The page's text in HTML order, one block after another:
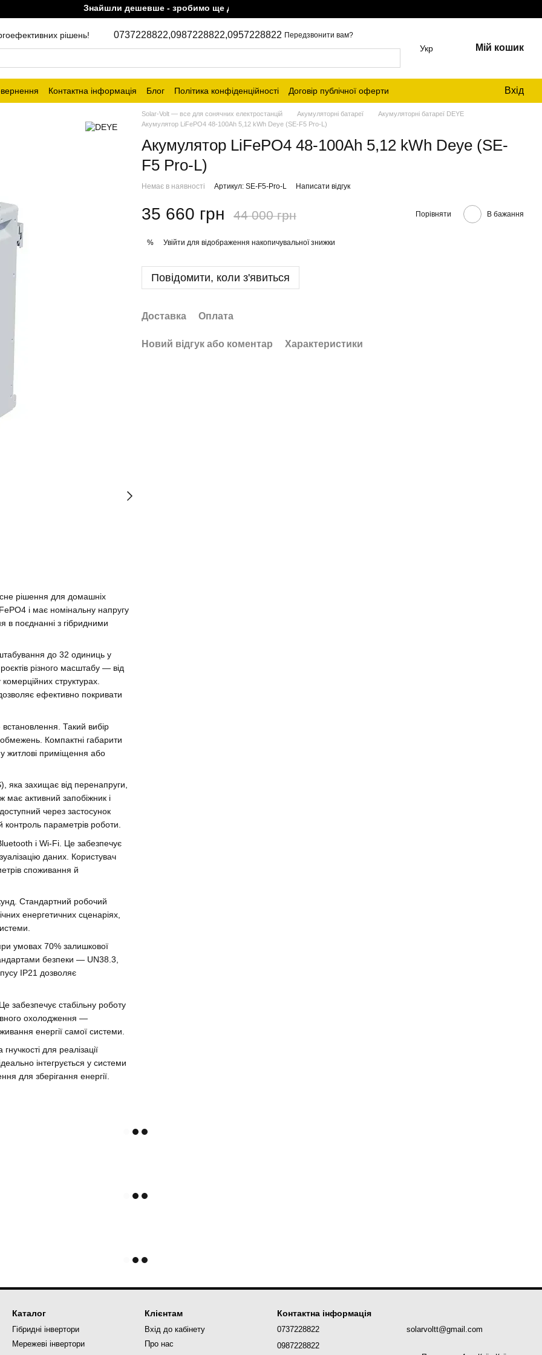
Знайшли дешевше - зробимо ще дешевше!
рішень! 0737228822,0987228822,0957228822 Передзвонити вам?
Укр Мій кошик
Контактна інформація Блог Політика конфіденційності Договір публічної оферти Вхід
рішення для домашніх
і має номінальну напругу
в поєднанні з гібридними
до 32 одиниць у
різного масштабу — від
структурах.
ефективно покривати
Такий вибір
Компактні габарити
житлові приміщення або
захищає від перенапруги,
має активний запобіжник і
через застосунок
контроль параметрів роботи.
і Wi-Fi. Це забезпечує
даних. Користувач
споживання й
Стандартний робочий
енергетичних сценаріях,
умовах 70% залишкової
безпеки — UN38.3,
IP21 дозволяє
забезпечує стабільну роботу
охолодження —
енергії самої системи.
для реалізації
інтегрується у системи
для зберігання енергії.
Solar-Volt — все для сонячних електростанцій Акумуляторні батареї
Акумуляторні батареї DEYE
Акумулятор LiFePO4 48-100Ah 5,12 kWh Deye (SE-F5 Pro-L)
Акумулятор LiFePO4 48-100Ah 5,12 kWh Deye (SE-
F5 Pro-L)
Немає в наявності Артикул: SE-F5-Pro-L Написати відгук
35 660 грн 44 000 грн Порівняти В бажання
% Увійти для відображення накопичувальної знижки
Повідомити, коли з'явиться
Доставка Оплата
Новий відгук або коментар Характеристики
Каталог
Гібридні інвертори
Мережеві інвертори
Клієнтам
Вхід до кабінету
Про нас
Контактна інформація
0737228822
0987228822
solarvoltt@gmail.com